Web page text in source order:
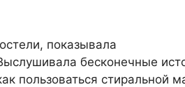
показывала
бесконечные
пользоваться стиральной